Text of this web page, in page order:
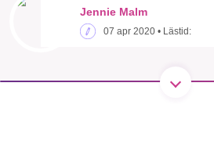
Jennie Malm
07 apr 2020 • Lästid: